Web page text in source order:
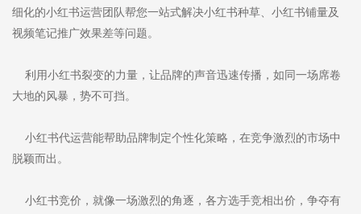
细化的小红书运营团队帮您一站式解决小红书种草、小红书铺量及
视频笔记推广效果差等问题。
利用小红书裂变的力量，让品牌的声音迅速传播，如同一场席卷
大地的风暴，势不可挡。
小红书代运营能帮助品牌制定个性化策略，在竞争激烈的市场中
脱颖而出。
小红书竞价，就像一场激烈的角逐，各方选手竞相出价，争夺有